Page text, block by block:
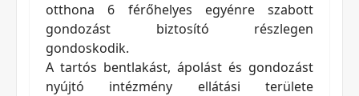
otthona 6 férőhelyes egyénre szabott
gondozást biztosító részlegen
gondoskodik.
A tartós bentlakást, ápolást és gondozást
nyújtó intézmény ellátási területe